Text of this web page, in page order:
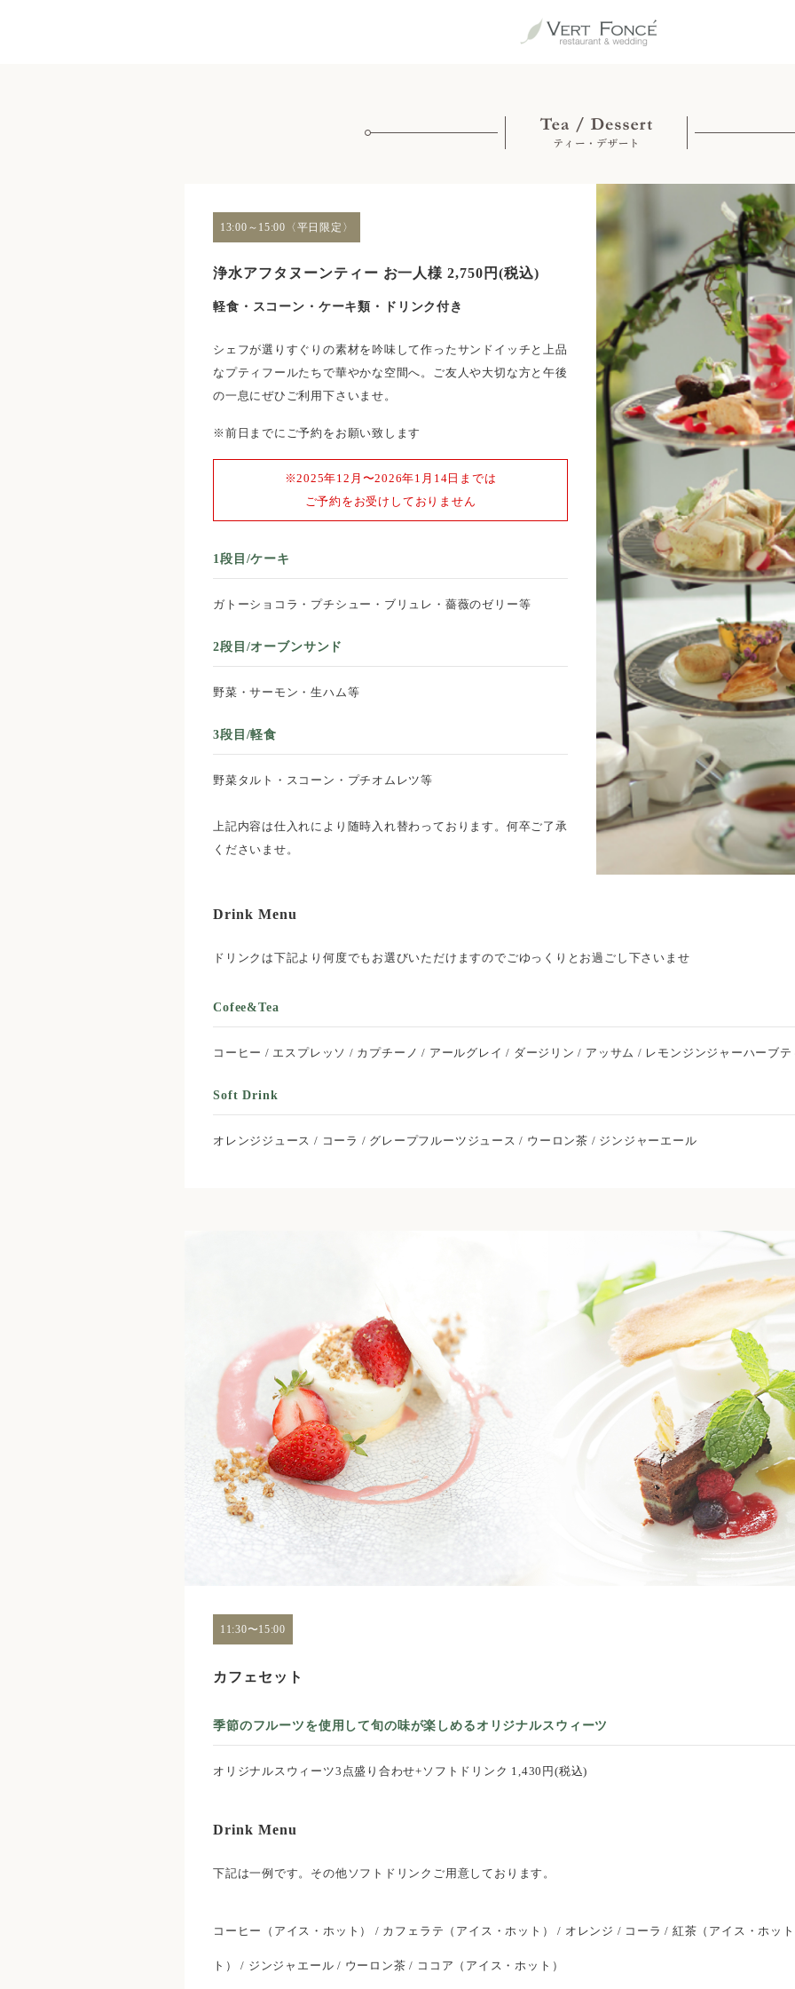
13:00～15:00〈平日限定〉
浄水アフタヌーンティー お一人様 2,750円(税込)
軽食・スコーン・ケーキ類・ドリンク付き
シェフが選りすぐりの素材を吟味して作ったサンドイッチと上品
なプティフールたちで華やかな空間へ。ご友人や大切な方と午後
の一息にぜひご利用下さいませ。
※前日までにご予約をお願い致します
※2025年12月〜2026年1月14日までは
ご予約をお受けしておりません
1段目/ケーキ
ガトーショコラ・プチシュー・ブリュレ・薔薇のゼリー等
2段目/オーブンサンド
野菜・サーモン・生ハム等
3段目/軽食
野菜タルト・スコーン・プチオムレツ等
上記内容は仕入れにより随時入れ替わっております。何卒ご了承
くださいませ。
Drink Menu
ドリンクは下記より何度でもお選びいただけますのでごゆっくりとお過ごし下さいませ
Cofee&Tea
コーヒー / エスプレッソ / カプチーノ / アールグレイ / ダージリン / アッサム / レモンジンジャーハーブテ
Soft Drink
オレンジジュース / コーラ / グレープフルーツジュース / ウーロン茶 / ジンジャーエール
11:30〜15:00
カフェセット
季節のフルーツを使用して旬の味が楽しめるオリジナルスウィーツ
オリジナルスウィーツ3点盛り合わせ+ソフトドリンク 1,430円(税込)
Drink Menu
下記は一例です。その他ソフトドリンクご用意しております。
コーヒー（アイス・ホット） / カフェラテ（アイス・ホット） / オレンジ / コーラ / 紅茶（アイス・ホッ
ト） / ジンジャエール / ウーロン茶 / ココア（アイス・ホット）